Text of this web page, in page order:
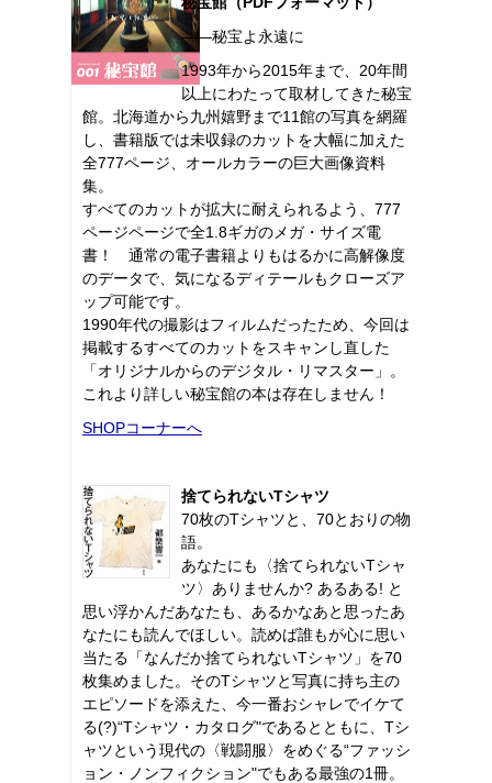
――秘宝よ永遠に
1993年から2015年まで、20年間
以上にわたって取材してきた秘宝
館。北海道から九州嬉野まで11館の写真を網羅
し、書籍版では未収録のカットを大幅に加えた
全777ページ、オールカラーの巨大画像資料
集。
すべてのカットが拡大に耐えられるよう、777
ページページで全1.8ギガのメガ・サイズ電
書！ 通常の電子書籍よりもはるかに高解像度
のデータで、気になるディテールもクローズア
ップ可能です。
1990年代の撮影はフィルムだったため、今回は
掲載するすべてのカットをスキャンし直した
「オリジナルからのデジタル・リマスター」。
これより詳しい秘宝館の本は存在しません！
SHOPコーナーへ
捨てられないTシャツ
70枚のTシャツと、70とおりの物
語。
あなたにも〈捨てられないTシャ
ツ〉ありませんか? あるある! と
思い浮かんだあなたも、あるかなあと思ったあ
なたにも読んでほしい。読めば誰もが心に思い
当たる「なんだか捨てられないTシャツ」を70
枚集めました。そのTシャツと写真に持ち主の
エピソードを添えた、今一番おシャレでイケて
る(?)“Tシャツ・カタログ"であるとともに、Tシ
ャツという現代の〈戦闘服〉をめぐる“ファッシ
ョン・ノンフィクション"でもある最強の1冊。